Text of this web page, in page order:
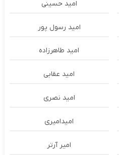
امید حسینی
امید رسول پور
امید طاهرزاده
امید عقابی
امید نصری
امیدامیری
امیر آرتر